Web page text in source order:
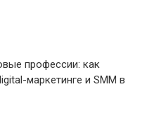
профессии: как
маркетинге и SMM в